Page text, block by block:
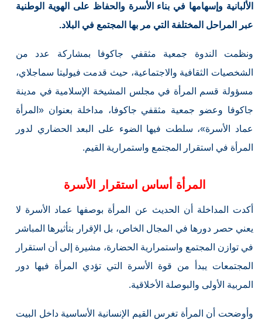
الألبانية وإسهامها في بناء الأسرة والحفاظ على الهوية الوطنية
عبر المراحل المختلفة التي مر بها المجتمع في البلاد.
ونظمت الندوة جمعية مثقفي جاكوفا بمشاركة عدد من
الشخصيات الثقافية والاجتماعية، حيث قدمت فيوليتا سماجلاي،
مسؤولة قسم المرأة في مجلس المشيخة الإسلامية في مدينة
جاكوفا وعضو جمعية مثقفي جاكوفا، مداخلة بعنوان «المرأة
عماد الأسرة»، سلطت فيها الضوء على البعد الحضاري لدور
المرأة في استقرار المجتمع واستمرارية القيم.
المرأة أساس استقرار الأسرة
أكدت المداخلة أن الحديث عن المرأة بوصفها عماد الأسرة لا
يعني حصر دورها في المجال الخاص، بل الإقرار بتأثيرها المباشر
في توازن المجتمع واستمرارية الحضارة، مشيرة إلى أن استقرار
المجتمعات يبدأ من قوة الأسرة التي تؤدي المرأة فيها دور
المربية الأولى والبوصلة الأخلاقية.
وأوضحت أن المرأة تغرس القيم الإنسانية الأساسية داخل البيت